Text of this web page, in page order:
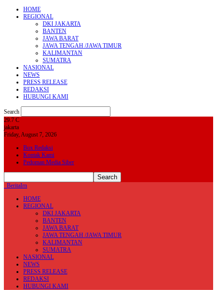
HOME
REGIONAL
DKI JAKARTA
BANTEN
JAWA BARAT
JAWA TENGAH /JAWA TIMUR
KALIMANTAN
SUMATRA
NASIONAL
NEWS
PRESS RELEASE
REDAKSI
HUBUNGI KAMI
Search
29.7 C
jakarta
Friday, August 7, 2026
Box Redaksi
Kontak Kami
Pedoman Media Siber
BeritaIrn
HOME
REGIONAL
DKI JAKARTA
BANTEN
JAWA BARAT
JAWA TENGAH /JAWA TIMUR
KALIMANTAN
SUMATRA
NASIONAL
NEWS
PRESS RELEASE
REDAKSI
HUBUNGI KAMI